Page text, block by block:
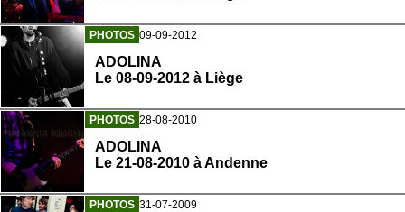
PHOTOS 09-09-2012
ADOLINA
Le 08-09-2012 à Liège
PHOTOS 28-08-2010
ADOLINA
Le 21-08-2010 à Andenne
PHOTOS 31-07-2009